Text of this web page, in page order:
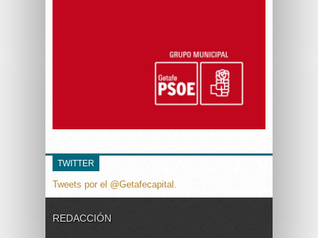
TWITTER
Tweets por el @Getafecapital.
REDACCIÓN